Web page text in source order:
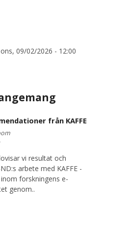
ons, 09/02/2026 - 12:00
från KAFFE
vi resultat och
arbete med KAFFE -
forskningens e-
genom..